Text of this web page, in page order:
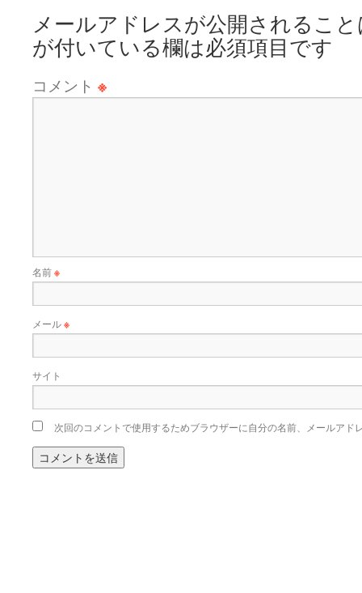
メールアドレスが公開されるこ
が付いている欄は必須項目です
コメント ※
名前※
メール※
サイト
次回のコメントで使用するためブラウザーに自分の名前、メールアド